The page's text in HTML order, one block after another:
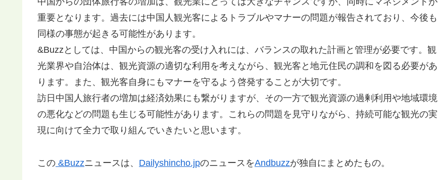
重要となります。過去には中国人観光客によるトラブルやマナーの問題が報告されており、今後も
同様の事態が起きる可能性があります。
&Buzzとしては、中国からの観光客の受け入れには、バランスの取れた計画と管理が必要です。観
光業界や自治体は、観光資源の適切な利用を考えながら、観光客と地元住民の調和を図る必要があ
ります。また、観光客自身にもマナーを守るよう啓発することが大切です。
訪日中国人旅行者の増加は経済効果にも繋がりますが、その一方で観光資源の過剰利用や地域環境
の悪化などの問題も生じる可能性があります。これらの問題を見守りながら、持続可能な観光の実
現に向けて全力で取り組んでいきたいと思います。
この &Buzzニュースは、 Dailyshincho.jpのニュースをAndbuzzが独自にまとめたもの。